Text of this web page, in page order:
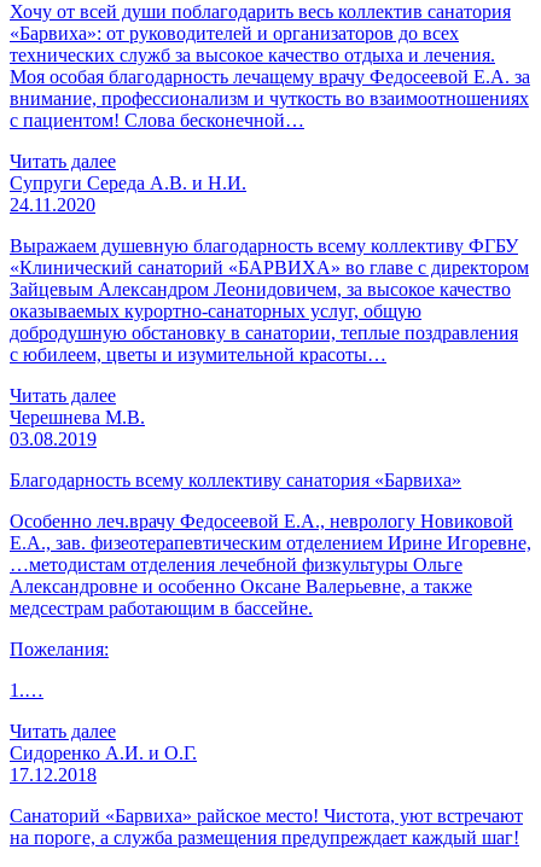
Хочу от всей души поблагодарить весь коллектив санатория
«Барвиха»: от руководителей и организаторов до всех
технических служб за высокое качество отдыха и лечения.
Моя особая благодарность лечащему врачу Федосеевой Е.А. за
внимание, профессионализм и чуткость во взаимоотношениях
с пациентом! Слова бесконечной…
Читать далее
Супруги Середа А.В. и Н.И.
24.11.2020
Выражаем душевную благодарность всему коллективу ФГБУ
«Клинический санаторий «БАРВИХА» во главе с директором
Зайцевым Александром Леонидовичем, за высокое качество
оказываемых курортно-санаторных услуг, общую
добродушную обстановку в санатории, теплые поздравления
с юбилеем, цветы и изумительной красоты…
Читать далее
Черешнева М.В.
03.08.2019
Благодарность всему коллективу санатория «Барвиха»
Особенно леч.врачу Федосеевой Е.А., неврологу Новиковой
Е.А., зав. физеотерапевтическим отделением Ирине Игоревне,
…методистам отделения лечебной физкультуры Ольге
Александровне и особенно Оксане Валерьевне, а также
медсестрам работающим в бассейне.
Пожелания:
1.…
Читать далее
Сидоренко А.И. и О.Г.
17.12.2018
Санаторий «Барвиха» райское место! Чистота, уют встречают
на пороге, а служба размещения предупреждает каждый шаг!